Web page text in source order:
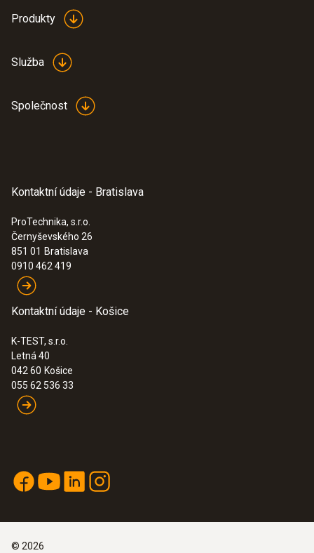
:0564 5652
testo 565i - Inteligentní vakuová pumpa
cílových hodnot, 7 CFM (198 l/min)
553,00€
680,19€
Produkty
Služba
Společnost
Kontaktní údaje - Bratislava
ProTechnika, s.r.o.
Černyševského 26
851 01 Bratislava
0910 462 419
Kontaktní údaje - Košice
K-TEST, s.r.o.
Letná 40
042 60 Košice
055 62 536 33
© 2026